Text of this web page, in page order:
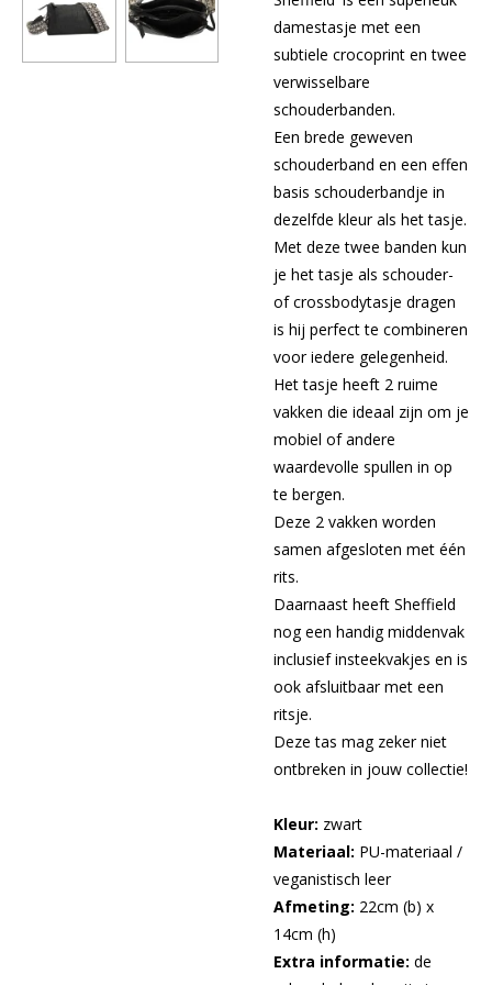
damestasje met een
subtiele crocoprint en twee
verwisselbare
schouderbanden.
Een brede geweven
schouderband en een effen
basis schouderbandje in
dezelfde kleur als het tasje.
Met deze twee banden kun
je het tasje als schouder-
of crossbodytasje dragen
is hij perfect te combineren
voor iedere gelegenheid.
Het tasje heeft 2 ruime
vakken die ideaal zijn om je
mobiel of andere
waardevolle spullen in op
te bergen.
Deze 2 vakken worden
samen afgesloten met één
rits.
Daarnaast heeft Sheffield
nog een handig middenvak
inclusief insteekvakjes en is
ook afsluitbaar met een
ritsje.
Deze tas mag zeker niet
ontbreken in jouw collectie!
Kleur: zwart
Materiaal: PU-materiaal /
veganistisch leer
Afmeting: 22cm (b) x
14cm (h)
Extra informatie: de